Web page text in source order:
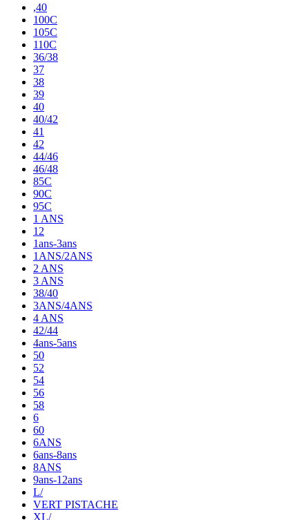
,40
100C
105C
110C
36/38
37
38
39
40
40/42
41
42
44/46
46/48
85C
90C
95C
1 ANS
12
1ans-3ans
1ANS/2ANS
2 ANS
3 ANS
38/40
3ANS/4ANS
4 ANS
42/44
4ans-5ans
50
52
54
56
58
6
60
6ANS
6ans-8ans
8ANS
9ans-12ans
L/
VERT PISTACHE
XL/